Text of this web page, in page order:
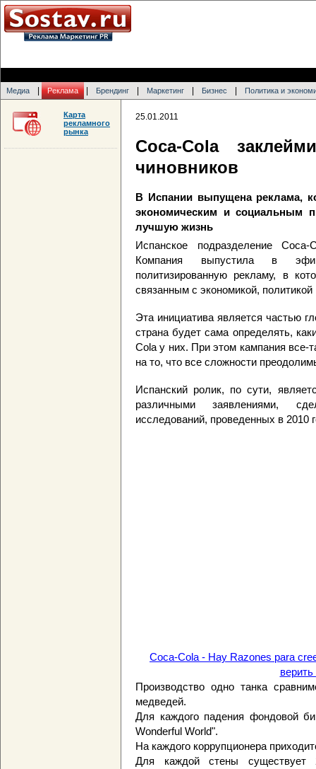
Медиа Реклама Брендинг Маркетинг Бизнес Политика и
25.01.2011
Coca-Cola
чиновников
В Испании выпущена реклама,
экономическим и социальным
лучшую жизнь
Испанское подразделение
Компания выпустила в
политизированную рекламу, в
связанным с экономикой,
Эта инициатива является частью
страна будет сама определять,
Cola у них. При этом кампания все-
на то, что все сложности
Испанский ролик, по сути,
различными заявлениями,
исследований, проведенных в 2010
Coca-Cola - Hay Razones para
Производство одно танка
медведей.
Для каждого падения фондовой
Wonderful World".
На каждого коррупционера
Для каждой стены
Карта
рекламного
рынка